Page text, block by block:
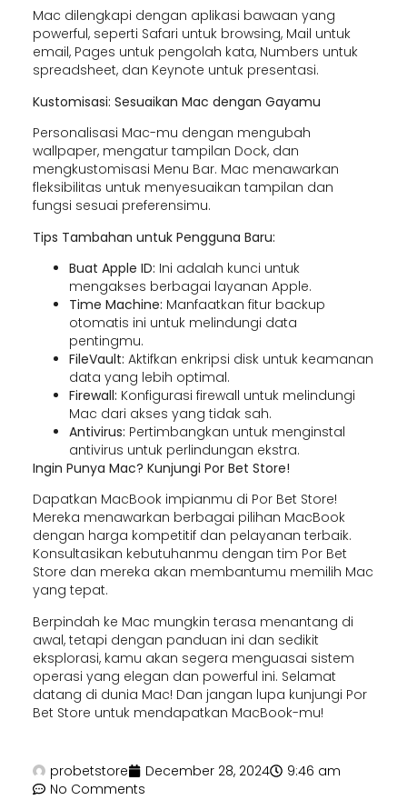
Mac dilengkapi dengan aplikasi bawaan yang
powerful, seperti Safari untuk browsing, Mail untuk
email, Pages untuk pengolah kata, Numbers untuk
spreadsheet, dan Keynote untuk presentasi.
Kustomisasi: Sesuaikan Mac dengan Gayamu
Personalisasi Mac-mu dengan mengubah
wallpaper, mengatur tampilan Dock, dan
mengkustomisasi Menu Bar. Mac menawarkan
fleksibilitas untuk menyesuaikan tampilan dan
fungsi sesuai preferensimu.
Tips Tambahan untuk Pengguna Baru:
Buat Apple ID: Ini adalah kunci untuk
mengakses berbagai layanan Apple.
Time Machine: Manfaatkan fitur backup
otomatis ini untuk melindungi data
pentingmu.
FileVault: Aktifkan enkripsi disk untuk keamanan
data yang lebih optimal.
Firewall: Konfigurasi firewall untuk melindungi
Mac dari akses yang tidak sah.
Antivirus: Pertimbangkan untuk menginstal
antivirus untuk perlindungan ekstra.
Ingin Punya Mac? Kunjungi Por Bet Store!
Dapatkan MacBook impianmu di Por Bet Store!
Mereka menawarkan berbagai pilihan MacBook
dengan harga kompetitif dan pelayanan terbaik.
Konsultasikan kebutuhanmu dengan tim Por Bet
Store dan mereka akan membantumu memilih Mac
yang tepat.
Berpindah ke Mac mungkin terasa menantang di
awal, tetapi dengan panduan ini dan sedikit
eksplorasi, kamu akan segera menguasai sistem
operasi yang elegan dan powerful ini. Selamat
datang di dunia Mac! Dan jangan lupa kunjungi Por
Bet Store untuk mendapatkan MacBook-mu!
probetstore December 28, 2024
9:46 am
No Comments